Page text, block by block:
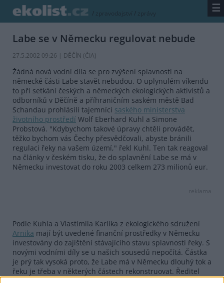
/ zpravodajství / zprávy ☰
Labe se v Německu regulovat nebude
27.5.2002 09:26 | DĚČÍN (ČIA)
Žádná nová vodní díla se pro zvýšení splavnosti na
německé části Labe stavět nebudou. O uplynulém víkendu
to při setkání českých a německých ekologických aktivistů a
odborníků v Děčíně a příhraničním saském městě Bad
Schandau prohlásili tajemníci saského ministerstva
životního prostředí Wolf Eberhard Kuhl a Simone
Probstová. "Kdybychom takové úpravy chtěli provádět,
těžko bychom vás Čechy přesvědčovali, abyste bránili
regulaci řeky na vašem území," řekl Kuhl. Ten tak reagoval
na články v českém tisku, že do splavnění Labe se má v
Německu investovat do roku 2003 celkem 273 milionů eur.
reklama
Podle Kuhla a Vlastimila Karlíka z ekologického sdružení
Arnika mají být uvedené finanční prostředky v Německu
investovány do zajištění stávajícího stavu splavnosti řeky. S
novými vodními díly se u našich sousedů nepočítá. Částka
je prý tak vysoká proto, že Labe má v Německu dlouhý tok a
řeku je třeba v některých částech rekonstruovat. Ředitel